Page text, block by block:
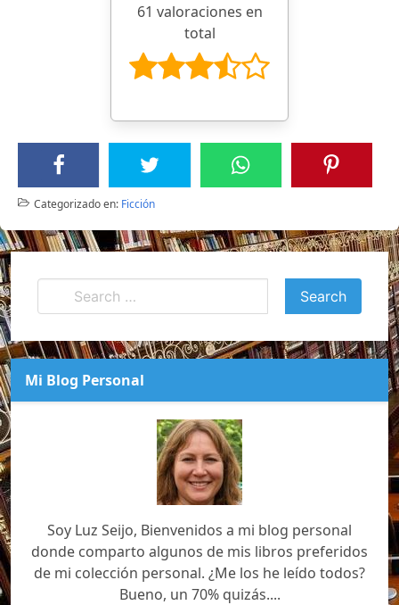
61 valoraciones en
total
Categorizado en: Ficción
Mi Blog Personal
Soy Luz Seijo, Bienvenidos a mi blog personal
donde comparto algunos de mis libros preferidos
de mi colección personal. ¿Me los he leído todos?
Bueno, un 70% quizás....